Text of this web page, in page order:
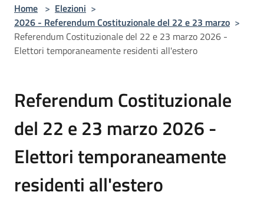
Home > Elezioni >
2026 - Referendum Costituzionale del 22 e 23 marzo >
Referendum Costituzionale del 22 e 23 marzo 2026 -
Elettori temporaneamente residenti all'estero
Referendum Costituzionale
del 22 e 23 marzo 2026 -
Elettori temporaneamente
residenti all'estero